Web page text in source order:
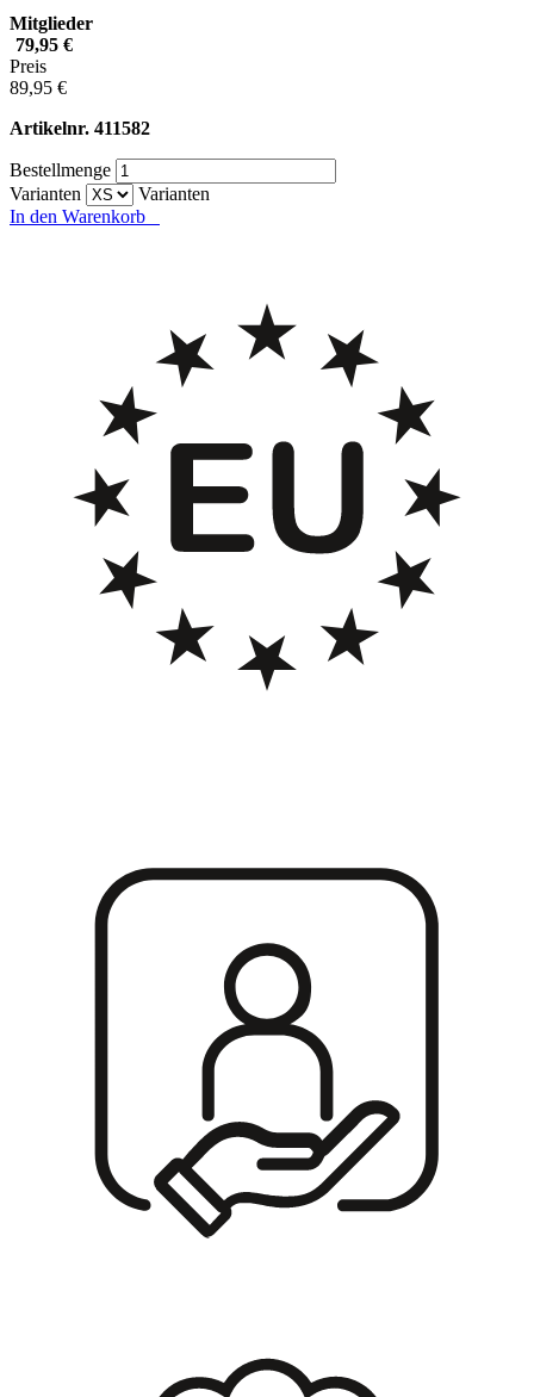
Mitglieder
79,95 €
Preis
89,95 €
Artikelnr. 411582
Bestellmenge
Varianten
Varianten
In den Warenkorb